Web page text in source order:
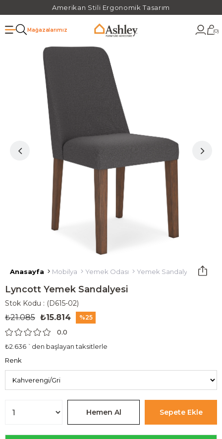
Amerikan Stili Ergonomik Tasarım
Mağazalarımız 0
Anasayfa Mobilya Yemek Odası Yemek Sandalyesi
Lyncott Yemek Sandalyesi
Stok Kodu (D615-02)
₺21.085 ₺15.814 25
0.0
₺2.636 `den başlayan taksitlerle
Renk